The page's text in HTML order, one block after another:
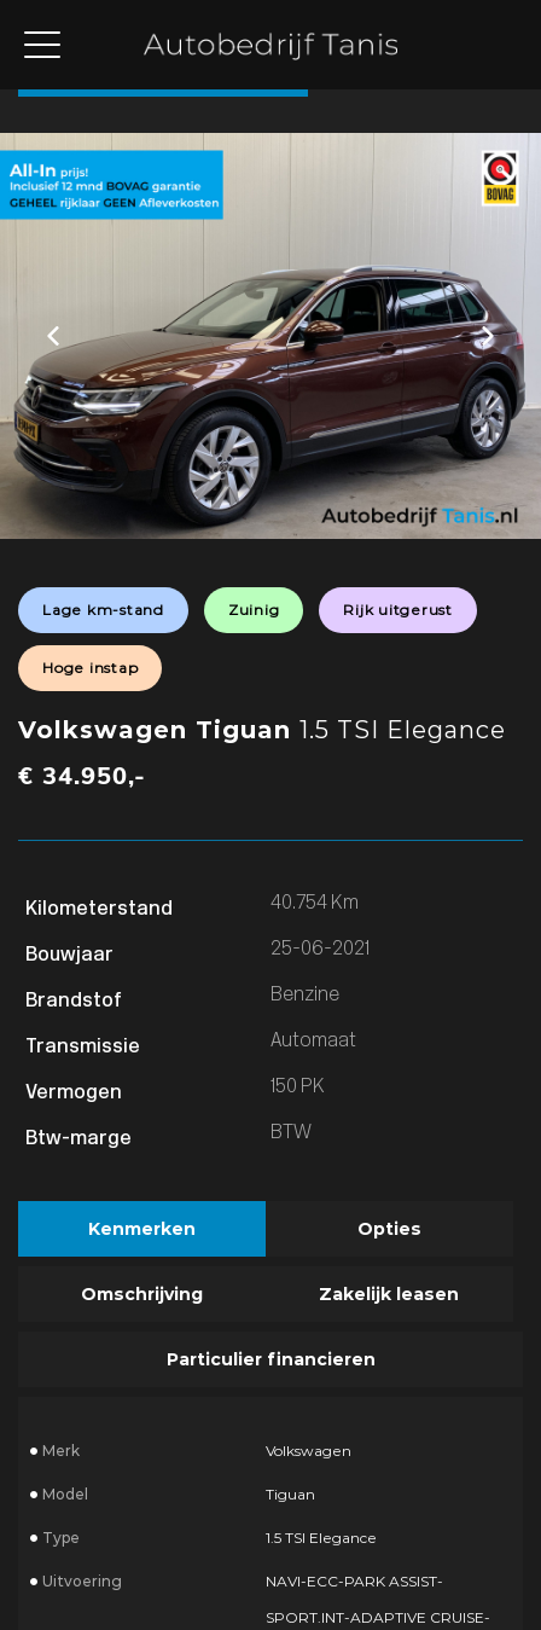
Lage km-stand Zuinig Rijk uitgerust
Hoge instap
Volkswagen Tiguan 1.5 TSI Elegance
€ 34.950,-
40.754 Km
25-06-2021
Benzine
Automaat
150 PK
BTW
Kenmerken Opties
Omschrijving Zakelijk leasen
Particulier financieren
Merk Volkswagen
Model Tiguan
Type 1.5 TSI Elegance
Uitvoering
NAVI-ECC-PARK ASSIST-
SPORT.INT-ADAPTIVE CRUISE-